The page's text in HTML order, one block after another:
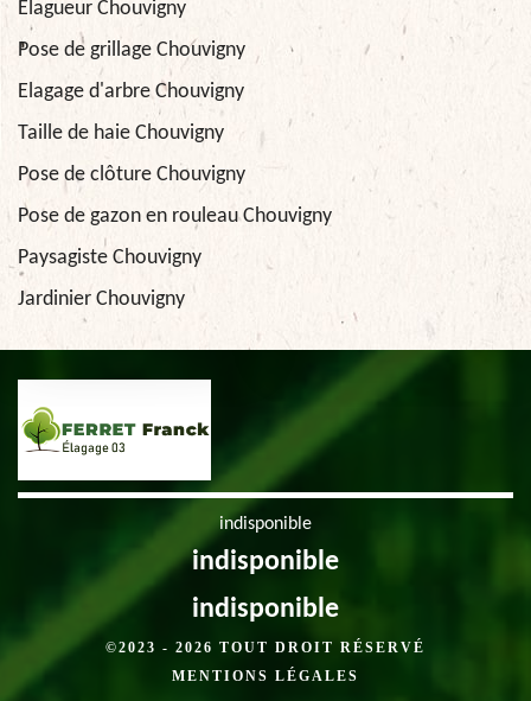
Elagueur Chouvigny
Pose de grillage Chouvigny
Elagage d'arbre Chouvigny
Taille de haie Chouvigny
Pose de clôture Chouvigny
Pose de gazon en rouleau Chouvigny
Paysagiste Chouvigny
Jardinier Chouvigny
indisponible
indisponible
indisponible
©2023 - 2026 TOUT DROIT RÉSERVÉ
MENTIONS LÉGALES